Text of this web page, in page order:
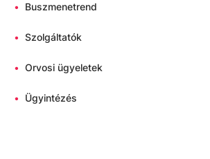
• Buszmenetrend
• Szolgáltatók
• Orvosi ügyeletek
• Ügyintézés